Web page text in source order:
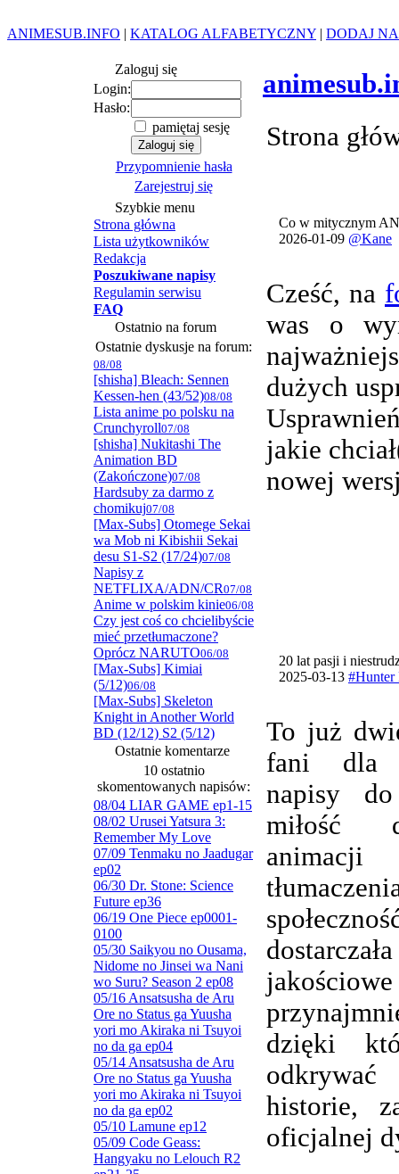
ANIMESUB.INFO | KATALOG ALFABETYCZNY | DODAJ
Zaloguj się
Login:
Hasło:
pamiętaj sesję
Przypomnienie hasła
Zarejestruj się
Szybkie menu
Strona główna
Lista użytkowników
Redakcja
Poszukiwane napisy
Regulamin serwisu
FAQ
Ostatnio na forum
Ostatnie dyskusje na forum:
08/08
[shisha] Bleach: Sennen
Kessen-hen (43/52)08/08
Lista anime po polsku na
Crunchyroll07/08
[shisha] Nukitashi The
Animation BD
(Zakończone)07/08
Hardsuby za darmo z
chomikuj07/08
[Max-Subs] Otomege Sekai
wa Mob ni Kibishii Sekai
desu S1-S2 (17/24)07/08
Napisy z
NETFLIXA/ADN/CR07/08
Anime w polskim kinie06/08
Czy jest coś co chcielibyście
mieć przetłumaczone?
Oprócz NARUTO06/08
[Max-Subs] Kimiai
(5/12)06/08
[Max-Subs] Skeleton
Knight in Another World
BD (12/12) S2 (5/12)
Ostatnie komentarze
10 ostatnio
skomentowanych napisów:
08/04 LIAR GAME ep1-15
08/02 Urusei Yatsura 3:
Remember My Love
07/09 Tenmaku no Jaadugar
ep02
06/30 Dr. Stone: Science
Future ep36
06/19 One Piece ep0001-
0100
05/30 Saikyou no Ousama,
Nidome no Jinsei wa Nani
wo Suru? Season 2 ep08
05/16 Ansatsusha de Aru
Ore no Status ga Yuusha
yori mo Akiraka ni Tsuyoi
no da ga ep04
05/14 Ansatsusha de Aru
Ore no Status ga Yuusha
yori mo Akiraka ni Tsuyoi
no da ga ep02
05/10 Lamune ep12
05/09 Code Geass:
Hangyaku no Lelouch R2
Strona
Co w mitycznym
2026-01-09 @Kane
Cześć, na
was o
dużych
jakie
nowej
20 lat pasji i
2025-03-13
To już
fani dla
napisy
miłość
dzięki
historie,
oficjalnej